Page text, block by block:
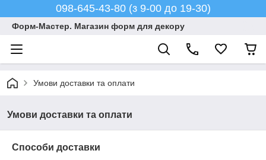
098-645-43-80 (з 9-00 до 19-30)
Форм-Мастер. Магазин форм для декору
Умови доставки та оплати
Умови доставки та оплати
Способи доставки